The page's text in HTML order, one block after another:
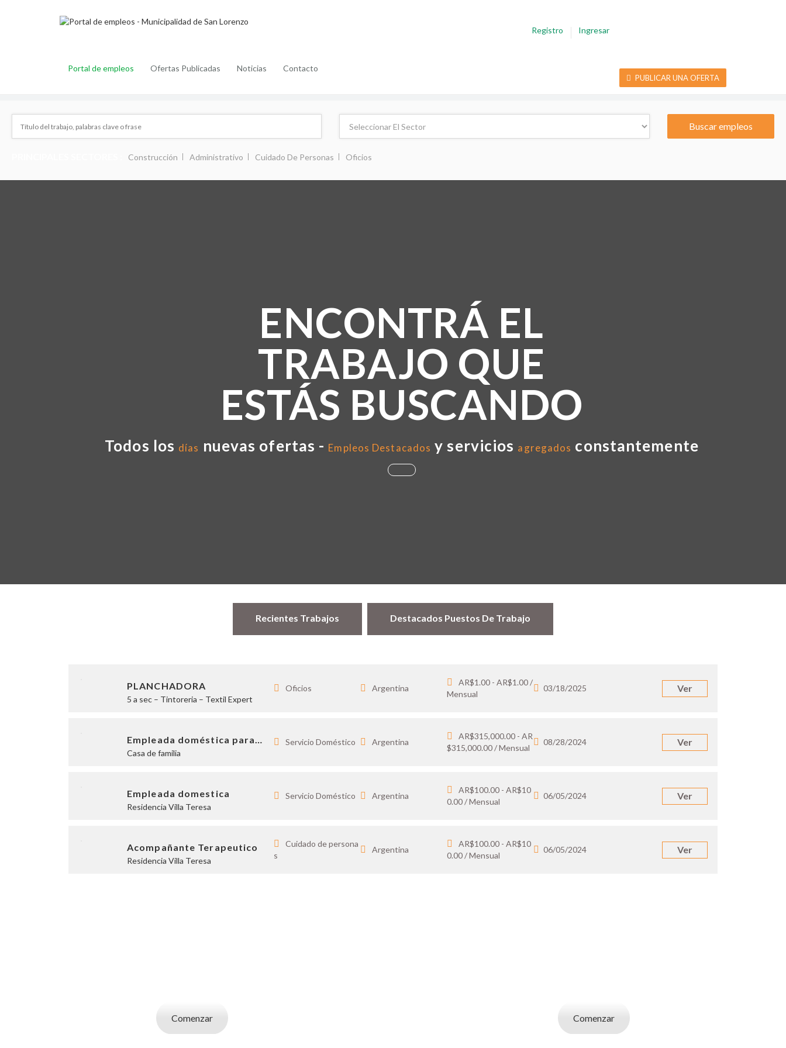
Portal de empleos Ofertas Publicadas Noticias Contacto
Registro Ingresar
PUBLICAR UNA OFERTA
Construcción Administrativo Cuidado De Personas Oficios
ENCONTRÁ EL
TRABAJO QUE
ESTÁS BUSCANDO
Todos los días nuevas ofertas - Empleos Destacados y servicios agregados constantemente
Recientes Trabajos Destacados Puestos De Trabajo
PLANCHADORA
5 a sec – Tintoreria – Textil Expert
Oficios Argentina
AR$1.00 - AR$1.00 /
Mensual
03/18/2025 Ver
Empleada doméstica para…
Casa de familia
Servicio Doméstico Argentina
AR$315,000.00 - AR
$315,000.00 / Mensual
08/28/2024 Ver
Empleada domestica
Residencia Villa Teresa
Servicio Doméstico Argentina
AR$100.00 - AR$10
0.00 / Mensual
06/05/2024 Ver
Acompañante Terapeutico
Residencia Villa Teresa
Cuidado de persona
s
Argentina
AR$100.00 - AR$10
0.00 / Mensual
06/05/2024 Ver
Comenzar Comenzar